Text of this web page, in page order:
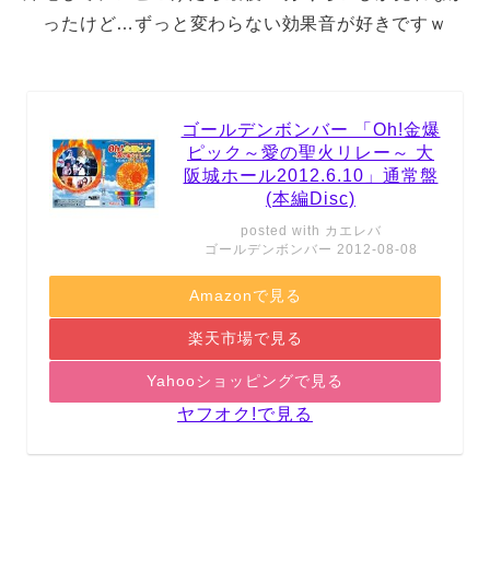
ったけど…ずっと変わらない効果音が好きですｗ
ゴールデンボンバー 「Oh!金爆
ピック～愛の聖火リレー～ 大
阪城ホール2012.6.10」通常盤
(本編Disc)
posted with カエレバ
ゴールデンボンバー 2012-08-08
Amazonで見る
楽天市場で見る
Yahooショッピングで見る
ヤフオク!で見る